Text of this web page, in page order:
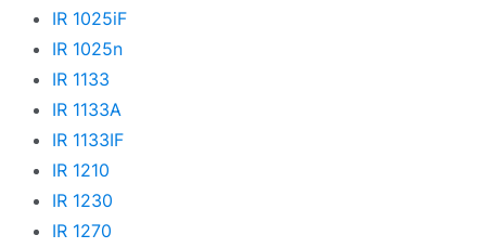
IR 1025iF
IR 1025n
IR 1133
IR 1133A
IR 1133IF
IR 1210
IR 1230
IR 1270